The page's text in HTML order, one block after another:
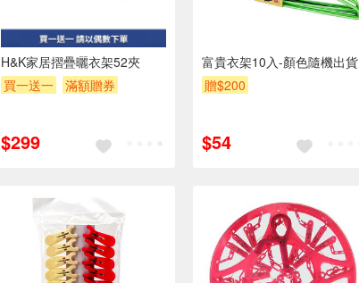
H&K家居摺疊曬衣架52夾
買一送一
滿額贈券
$299
富貴衣架10入-顏色隨機出貨
贈$200
$54